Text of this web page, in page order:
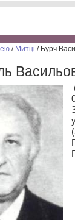
/ Митці / Бурч